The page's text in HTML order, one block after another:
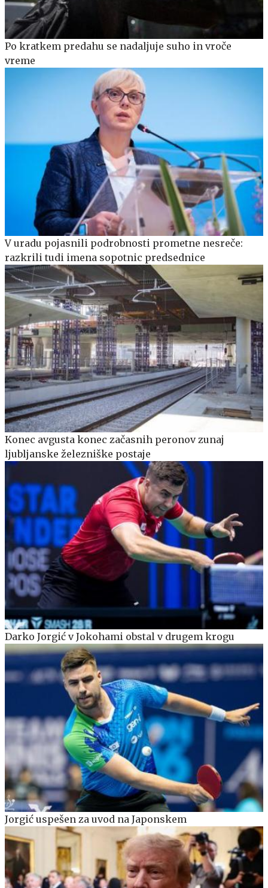
Po kratkem predahu se nadaljuje suho in vroče
vreme
V uradu pojasnili podrobnosti prometne nesreče:
razkrili tudi imena sopotnic predsednice
Konec avgusta konec začasnih peronov zunaj
ljubljanske železniške postaje
Darko Jorgić v Jokohami obstal v drugem krogu
Jorgić uspešen za uvod na Japonskem